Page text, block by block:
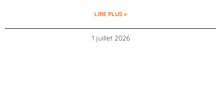
LIRE PLUS »
1 juillet 2026